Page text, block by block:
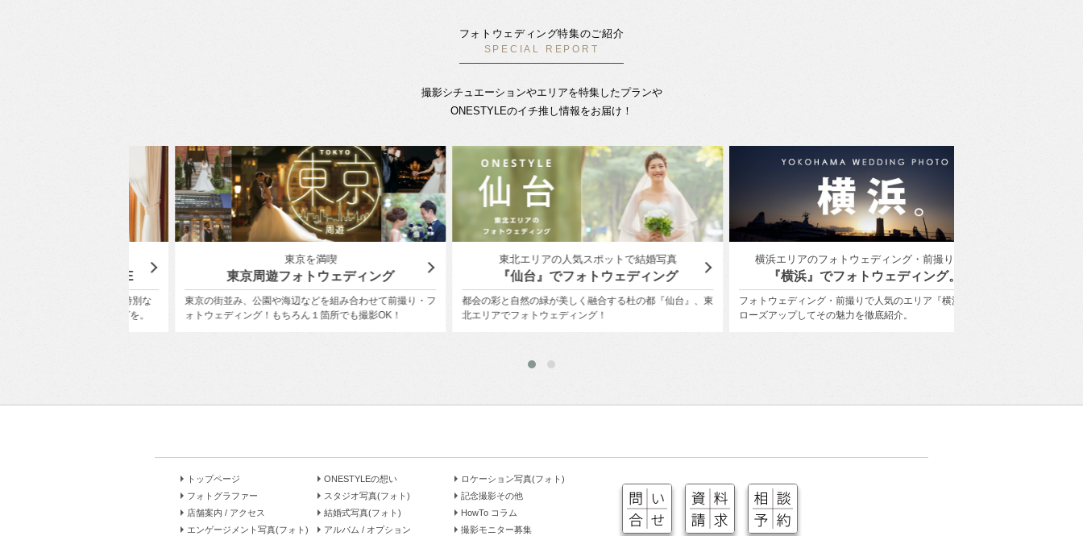
フォトウェディング特集のご紹介
SPECIAL REPORT
撮影シチュエーションやエリアを特集したプランや
ONESTYLEのイチ推し情報をお届け！
東京を満喫
東京周遊フォトウェディング
東京の街並み、公園や海辺などを組み合わせて前撮り・フ
ォトウェディング！もちろん１箇所でも撮影OK！
東北エリアの人気スポットで結婚写真
『仙台』でフォトウェディング
都会の彩と自然の緑が美しく融合する杜の都『仙台』、東
北エリアでフォトウェディング！
横浜エリアのフォトウェディング・前撮り特集
『横浜』でフォトウェディング。
フォトウェディング・前撮りで人気のエリア『横浜』にク
ローズアップしてその魅力を徹底紹介。
トップページ ONESTYLEの想い
ロケーション写真(フォト)
フォトグラファー
スタジオ写真(フォト)
記念撮影その他
店舗案内 / アクセス
結婚式写真(フォト)
HowTo コラム
エンゲージメント写真(フォト)
アルバム / オプション
撮影モニター募集